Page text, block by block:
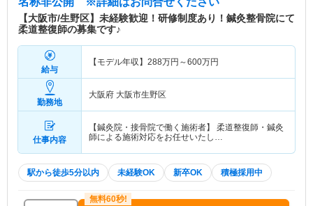
【大阪市/生野区】未経験歓迎！研修制度あり！鍼灸整骨院にて
柔道整復師の募集です♪
給与
【モデル年収】 288万円～600万円
勤務地
大阪府 大阪市生野区
仕事内容
【鍼灸院・接骨院で働く施術者】 柔道整復師・鍼灸
師による施術対応をお任せいたし…
駅から徒歩5分以内 未経験OK 新卒OK 積極採用中